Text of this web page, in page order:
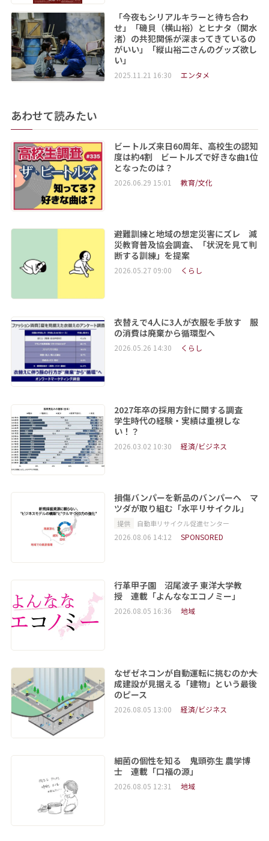
「今夜もシリアルキラーと待ち合わ
せ」「磯貝（横山裕）とヒナタ（関水
渚）の共犯関係が深まってきているの
がいい」「縦山裕二さんのグッズ欲し
い」
2025.11.21 16:30 エンタメ
あわせて読みたい
ビートルズ来日60周年、高校生の認知
度は約4割 ビートルズで好きな曲1位
となったのは？
2026.06.29 15:01 教育/文化
避難訓練と地域の想定災害にズレ 減
災教育普及協会調査、「状況を見て判
断する訓練」を提案
2026.05.27 09:00 くらし
衣替えで4人に3人が衣服を手放す 服
の消費は廃棄から循環型へ
2026.05.26 14:30 くらし
2027年卒の採用方針に関する調査
学生時代の経験・実績は重視しな
い！？
2026.03.02 10:30 経済/ビジネス
損傷バンパーを新品のバンパーへ マ
ツダが取り組む「水平リサイクル」
提供 自動車リサイクル促進センター
2026.08.06 14:12 SPONSORED
行革甲子園 沼尾波子 東洋大学教
授 連載「よんななエコノミー」
2026.08.05 16:36 地域
なぜゼネコンが自動運転に挑むのか――大
成建設が見据える「建物」という最後
のピース
2026.08.05 13:00 経済/ビジネス
細菌の個性を知る 鬼頭弥生 農学博
士 連載「口福の源」
2026.08.05 12:31 地域